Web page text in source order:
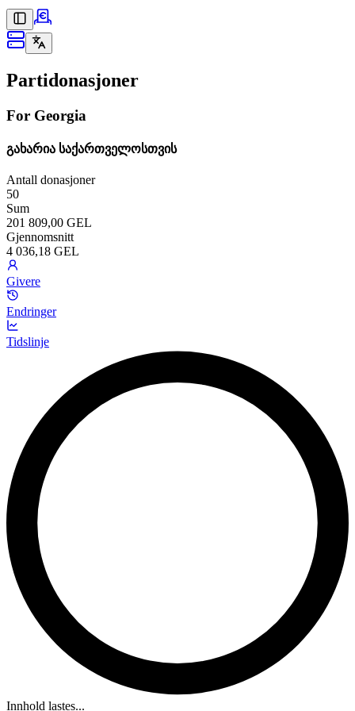
Partidonasjoner
For Georgia
გახარია საქართველოსთვის
Antall donasjoner
50
Sum
201 809,00 GEL
Gjennomsnitt
4 036,18 GEL
Givere
Endringer
Tidslinje
Innhold lastes...